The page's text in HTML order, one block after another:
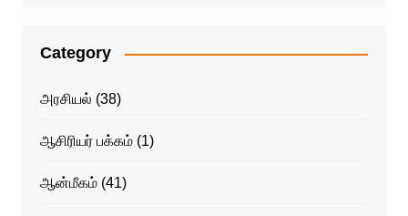
Category
அரசியல் (38)
ஆசிரியர் பக்கம்(1)
ஆன்மீகம்(41)